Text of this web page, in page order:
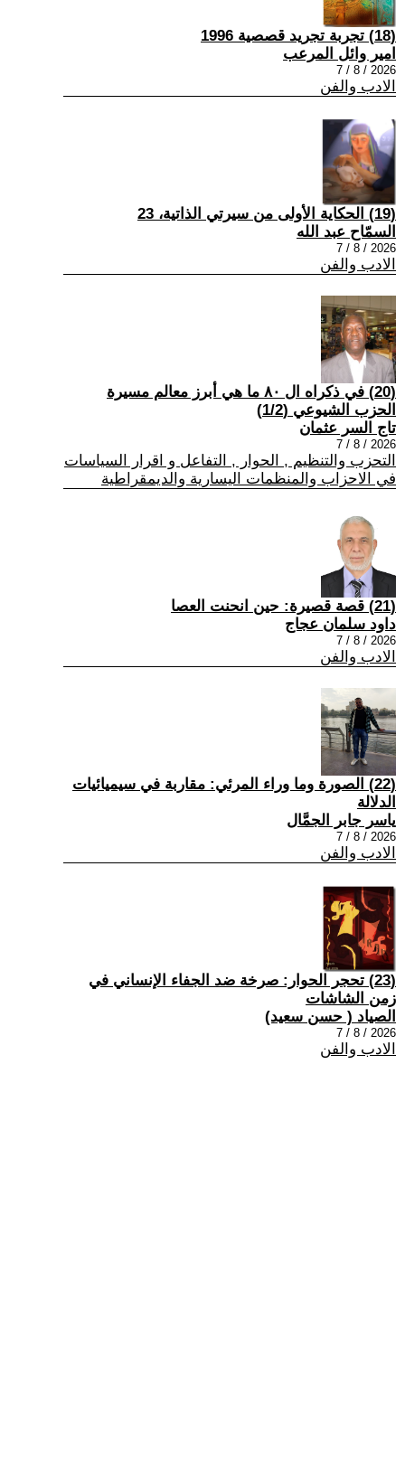
(18) تجربة تجريد قصصية 1996
امير وائل المرعب
2026 / 8 / 7
الادب والفن
(19) الحكاية الأولى من سيرتي الذاتية، 23
السمّاح عبد الله
2026 / 8 / 7
الادب والفن
(20) في ذكراه ال ٨٠ ما هي أبرز معالم مسيرة
الحزب الشيوعي (1/2)
تاج السر عثمان
2026 / 8 / 7
التحزب والتنظيم , الحوار , التفاعل و اقرار السياسات
في الاحزاب والمنظمات اليسارية والديمقراطية
(21) قصة قصيرة: حين انحنت العصا
داود سلمان عجاج
2026 / 8 / 7
الادب والفن
(22) الصورة وما وراء المرئي: مقاربة في سيميائيات
الدلالة
ياسر جابر الجمَّال
2026 / 8 / 7
الادب والفن
(23) تحجر الحوار: صرخة ضد الجفاء الإنساني في
زمن الشاشات
الصياد ‏( حسن سعيد‏)
2026 / 8 / 7
الادب والفن